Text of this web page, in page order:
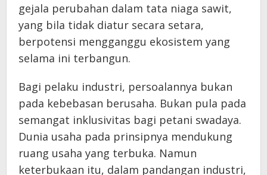
gejala perubahan dalam tata niaga sawit,
yang bila tidak diatur secara setara,
berpotensi mengganggu ekosistem yang
selama ini terbangun.
Bagi pelaku industri, persoalannya bukan
pada kebebasan berusaha. Bukan pula pada
semangat inklusivitas bagi petani swadaya.
Dunia usaha pada prinsipnya mendukung
ruang usaha yang terbuka. Namun
keterbukaan itu, dalam pandangan industri,